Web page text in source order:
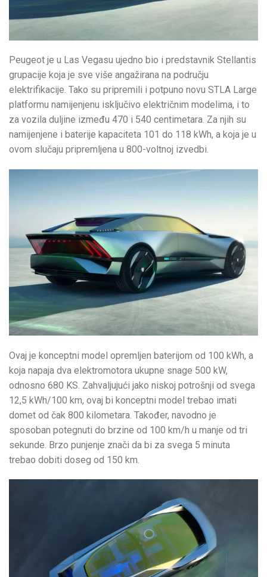
Peugeot je u Las Vegasu ujedno bio i predstavnik Stellantis
grupacije koja je sve više angažirana na području
elektrifikacije. Tako su pripremili i potpuno novu STLA Large
platformu namijenjenu isključivo električnim modelima, i to
za vozila duljine između 470 i 540 centimetara. Za njih su
namijenjene i baterije kapaciteta 101 do 118 kWh, a koja je u
ovom slučaju pripremljena u 800-voltnoj izvedbi.
Ovaj je konceptni model opremljen baterijom od 100 kWh, a
koja napaja dva elektromotora ukupne snage 500 kW,
odnosno 680 KS. Zahvaljujući jako niskoj potrošnji od svega
12,5 kWh/100 km, ovaj bi konceptni model trebao imati
domet od čak 800 kilometara. Također, navodno je
sposoban potegnuti do brzine od 100 km/h u manje od tri
sekunde. Brzo punjenje znači da bi za svega 5 minuta
trebao dobiti doseg od 150 km.